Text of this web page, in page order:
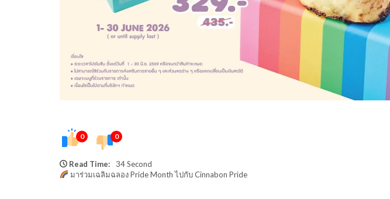
0 0
Read Time:
34 Second
มาร่วมเฉลิมฉลอง Pride Month ไปกับ Cinnabon Pride